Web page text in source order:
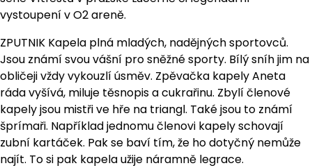
vystoupení v O2 areně.
ZPUTNIK Kapela plná mladých, nadějných sportovců.
Jsou známí svou vášní pro sněžné sporty. Bílý sníh jim na
obličeji vždy vykouzlí úsměv. Zpěvačka kapely Aneta
ráda vyšívá, miluje těsnopis a cukrařinu. Zbylí členové
kapely jsou mistři ve hře na triangl. Také jsou to známí
šprímaři. Například jednomu členovi kapely schovají
zubní kartáček. Pak se baví tím, že ho dotyčný nemůže
najít. To si pak kapela užije náramně legrace.